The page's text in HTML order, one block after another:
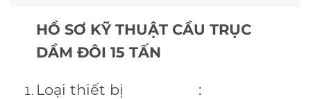
HỒ SƠ KỸ THUẬT CẦU TRỤC
DẦM ĐÔI 15 TẤN
Loại thiết bị :